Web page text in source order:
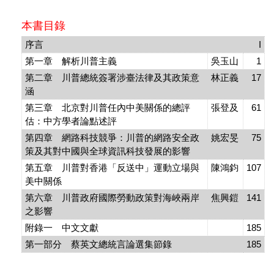
本書目錄
序言
I
第一章 解析川普主義
吳玉山
1
第二章 川普總統簽署涉臺法律及其政策意
涵
林正義 17
第三章 北京對川普任內中美關係的總評
估：中方學者論點述評
張登及 61
第四章 網路科技競爭：川普的網路安全政
策及其對中國與全球資訊科技發展的影響
姚宏旻 75
第五章 川普對香港「反送中」運動立場與
美中關係
陳鴻鈞 107
第六章 川普政府國際勞動政策對海峽兩岸
之影響
焦興鎧 141
附錄一 中文文獻
185
第一部分 蔡英文總統言論選集節錄
185